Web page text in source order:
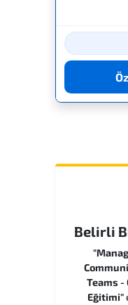
Belirli
Teams -
Eğitimi"